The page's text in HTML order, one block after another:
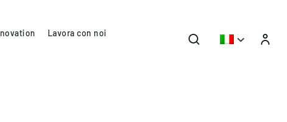
Lavora con noi